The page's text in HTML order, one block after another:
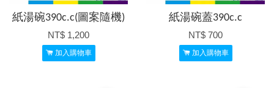
紙湯碗390c.c(圖案隨機)
NT$ 1,200
加入購物車
紙湯碗蓋390c.c
NT$ 700
加入購物車